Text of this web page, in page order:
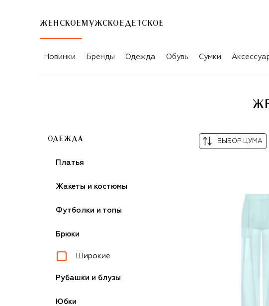
ЖЕНСКОЕ МУЖСКОЕ ДЕТСКОЕ
ЖЕНСКИЕ БРЮКИ DANAME
Новинки Бренды Одежда Обувь Сумки
ОДЕЖДА
Платья
Жакеты и костюмы
Футболки и топы
Брюки
Широкие
Рубашки и блузы
Юбки
ВЫБОР ЦУМА